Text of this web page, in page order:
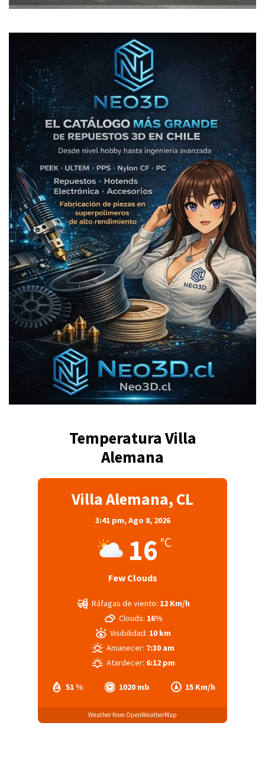
Temperatura Villa
Alemana
Villa Alemana, CL
3:41 pm,Ago 8, 2026
16 °C
Few Clouds
51 % 1020 mb 15 Km/h
Ráfagas de viento: 12 Km/h
Clouds: 16%
Visibilidad: 10 km
Amanecer: 7:30 am
Atardecer: 6:12 pm
Weather from OpenWeatherMap